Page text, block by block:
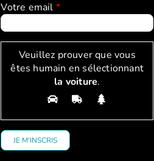
Votre email *
Veuillez prouver que vous
êtes humain en sélectionnant
la voiture.